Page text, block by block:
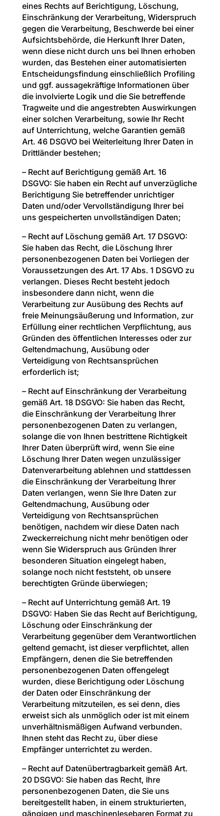
eines Rechts auf Berichtigung, Löschung,
Einschränkung der Verarbeitung, Widerspruch
gegen die Verarbeitung, Beschwerde bei einer
Aufsichtsbehörde, die Herkunft Ihrer Daten,
wenn diese nicht durch uns bei Ihnen erhoben
wurden, das Bestehen einer automatisierten
Entscheidungsfindung einschließlich Profiling
und ggf. aussagekräftige Informationen über
die involvierte Logik und die Sie betreffende
Tragweite und die angestrebten Auswirkungen
einer solchen Verarbeitung, sowie Ihr Recht
auf Unterrichtung, welche Garantien gemäß
Art. 46 DSGVO bei Weiterleitung Ihrer Daten in
Drittländer bestehen;
– Recht auf Berichtigung gemäß Art. 16
DSGVO: Sie haben ein Recht auf unverzügliche
Berichtigung Sie betreffender unrichtiger
Daten und/oder Vervollständigung Ihrer bei
uns gespeicherten unvollständigen Daten;
– Recht auf Löschung gemäß Art. 17 DSGVO:
Sie haben das Recht, die Löschung Ihrer
personenbezogenen Daten bei Vorliegen der
Voraussetzungen des Art. 17 Abs. 1 DSGVO zu
verlangen. Dieses Recht besteht jedoch
insbesondere dann nicht, wenn die
Verarbeitung zur Ausübung des Rechts auf
freie Meinungsäußerung und Information, zur
Erfüllung einer rechtlichen Verpflichtung, aus
Gründen des öffentlichen Interesses oder zur
Geltendmachung, Ausübung oder
Verteidigung von Rechtsansprüchen
erforderlich ist;
– Recht auf Einschränkung der Verarbeitung
gemäß Art. 18 DSGVO: Sie haben das Recht,
die Einschränkung der Verarbeitung Ihrer
personenbezogenen Daten zu verlangen,
solange die von Ihnen bestrittene Richtigkeit
Ihrer Daten überprüft wird, wenn Sie eine
Löschung Ihrer Daten wegen unzulässiger
Datenverarbeitung ablehnen und stattdessen
die Einschränkung der Verarbeitung Ihrer
Daten verlangen, wenn Sie Ihre Daten zur
Geltendmachung, Ausübung oder
Verteidigung von Rechtsansprüchen
benötigen, nachdem wir diese Daten nach
Zweckerreichung nicht mehr benötigen oder
wenn Sie Widerspruch aus Gründen Ihrer
besonderen Situation eingelegt haben,
solange noch nicht feststeht, ob unsere
berechtigten Gründe überwiegen;
– Recht auf Unterrichtung gemäß Art. 19
DSGVO: Haben Sie das Recht auf Berichtigung,
Löschung oder Einschränkung der
Verarbeitung gegenüber dem Verantwortlichen
geltend gemacht, ist dieser verpflichtet, allen
Empfängern, denen die Sie betreffenden
personenbezogenen Daten offengelegt
wurden, diese Berichtigung oder Löschung
der Daten oder Einschränkung der
Verarbeitung mitzuteilen, es sei denn, dies
erweist sich als unmöglich oder ist mit einem
unverhältnismäßigen Aufwand verbunden.
Ihnen steht das Recht zu, über diese
Empfänger unterrichtet zu werden.
– Recht auf Datenübertragbarkeit gemäß Art.
20 DSGVO: Sie haben das Recht, Ihre
personenbezogenen Daten, die Sie uns
bereitgestellt haben, in einem strukturierten,
gängigen und maschinenlesebaren Format zu